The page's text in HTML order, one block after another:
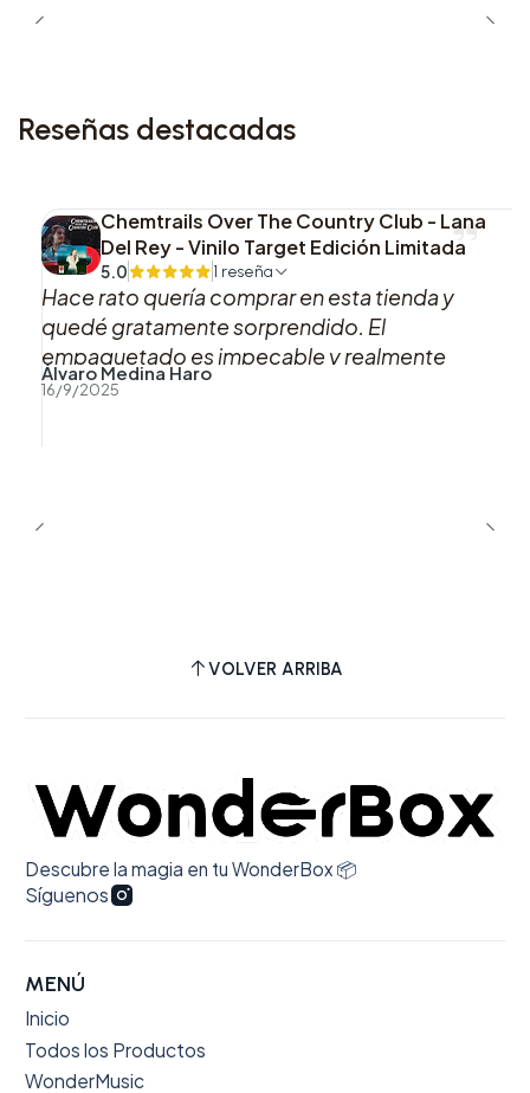
Reseñas destacadas
Chemtrails Over The Country Club - Lana
Del Rey - Vinilo Target Edición Limitada
5.0 1 reseña
Hace rato quería comprar en esta tienda y
quedé gratamente sorprendido. El
empaquetado es impecable y realmente
marca la diferencia. Definitivamente volveré
Álvaro Medina Haro
16/9/2025
VOLVER ARRIBA
Descubre la magia en tu WonderBox 📦
Síguenos
MENÚ
Inicio
Todos los Productos
WonderMusic